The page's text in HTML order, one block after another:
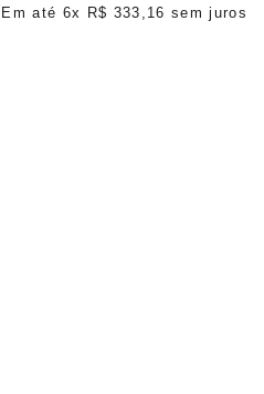
Em até 6x R$ 333 16 sem juros